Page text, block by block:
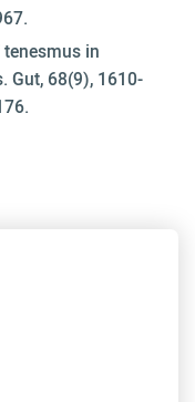
in
Gut, 68(9), 1610-